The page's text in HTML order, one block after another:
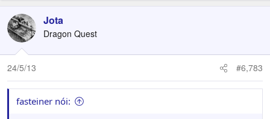
Jota
Dragon Quest
24/5/13 #6,783
fasteiner nói: